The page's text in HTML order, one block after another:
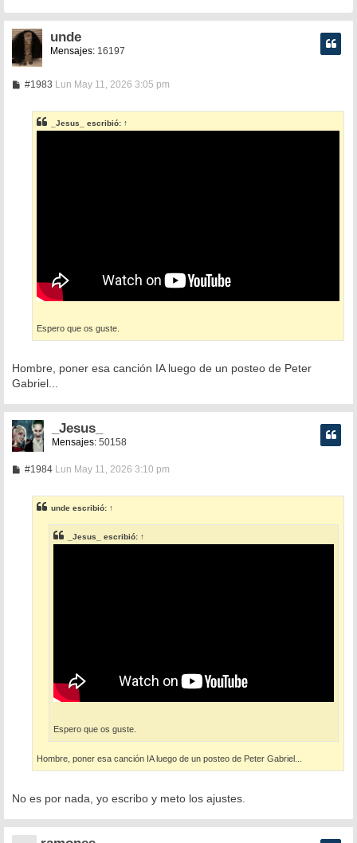
unde
Mensajes:16197
#1983M
a
Lun May 11, 2026 3:05 pm
_Jesus_ escribió: ↑
Espero que os guste.
Hombre, poner esa canción IA luego de un posteo de Peter
Gabriel...
_Jesus_
Mensajes: 50158
#1984M
a
j
e
Lun May 11, 2026 3:10 pm
unde escribió: ↑
_Jesus_ escribió: ↑
Espero que os guste.
Hombre, poner esa canción IA luego de un posteo de Peter Gabriel...
No es por nada, yo escribo y meto los ajustes.